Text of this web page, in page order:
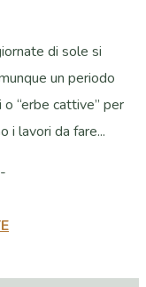
di sole si
un periodo
“erbe cattive” per
i lavori da fare...